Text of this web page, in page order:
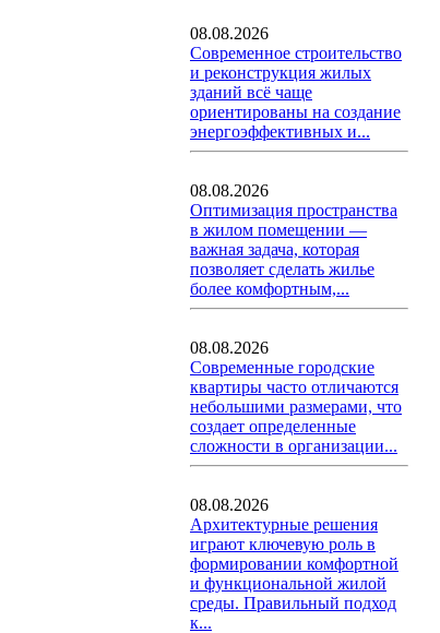
08.08.2026
Современное строительство
и реконструкция жилых
зданий всё чаще
ориентированы на создание
энергоэффективных и...
08.08.2026
Оптимизация пространства
в жилом помещении —
важная задача, которая
позволяет сделать жилье
более комфортным,...
08.08.2026
Современные городские
квартиры часто отличаются
небольшими размерами, что
создает определенные
сложности в организации...
08.08.2026
Архитектурные решения
играют ключевую роль в
формировании комфортной
и функциональной жилой
среды. Правильный подход
к...